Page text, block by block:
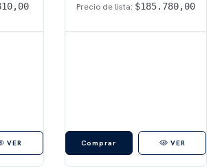
VER
Precio de lista: $185.780,00
VER